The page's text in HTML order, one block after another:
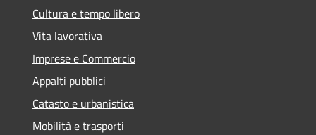
Cultura e tempo libero
Vita lavorativa
Imprese e Commercio
Appalti pubblici
Catasto e urbanistica
Mobilità e trasporti